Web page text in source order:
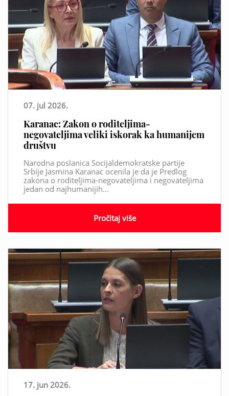
07. jul 2026.
Karanac: Zakon o roditeljima-
negovateljima veliki iskorak ka humanijem
društvu
Narodna poslanica Socijaldemokratske partije
Srbije Jasmina Karanac ocenila je da je Predlog
zakona o roditeljima-negovateljima i negovateljima
jedan od najhumanijih...
Pročitaj više
17. jun 2026.